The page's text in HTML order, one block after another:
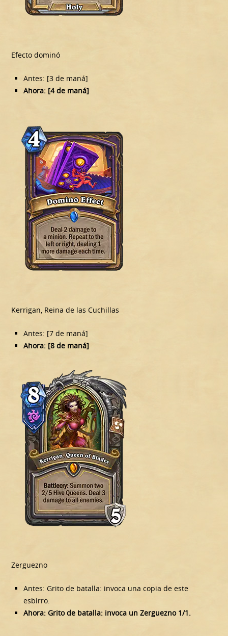
Efecto dominó
Antes: [3 de maná]
Ahora: [4 de maná]
Kerrigan, Reina de las Cuchillas
Antes: [7 de maná]
Ahora: [8 de maná]
Zerguezno
Antes: Grito de batalla: invoca una copia de este
esbirro.
Ahora: Grito de batalla: invoca un Zerguezno 1/1.